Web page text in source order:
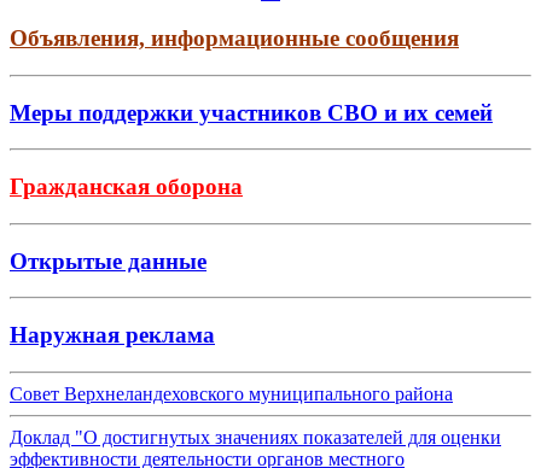
Объявления, информационные сообщения
Меры поддержки участников СВО и их семей
Гражданская оборона
Открытые данные
Наружная реклама
Совет Верхнеландеховского муниципального района
Доклад "О достигнутых значениях показателей для оценки
эффективности деятельности органов местного